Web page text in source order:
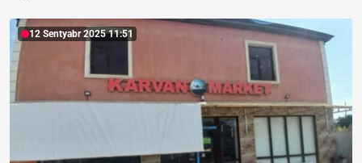
12 Sentyabr 2025 11:51